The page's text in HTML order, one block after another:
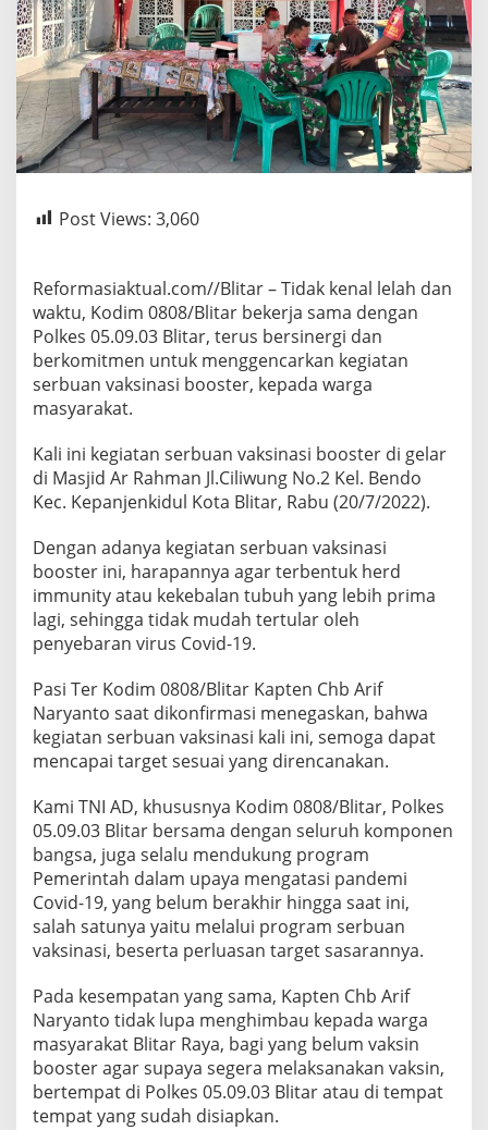
Post Views: 3,060
Reformasiaktual.com//Blitar – Tidak kenal lelah dan
waktu, Kodim 0808/Blitar bekerja sama dengan
Polkes 05.09.03 Blitar, terus bersinergi dan
berkomitmen untuk menggencarkan kegiatan
serbuan vaksinasi booster, kepada warga
masyarakat.
Kali ini kegiatan serbuan vaksinasi booster di gelar
di Masjid Ar Rahman Jl.Ciliwung No.2 Kel. Bendo
Kec. Kepanjenkidul Kota Blitar, Rabu (20/7/2022).
Dengan adanya kegiatan serbuan vaksinasi
booster ini, harapannya agar terbentuk herd
immunity atau kekebalan tubuh yang lebih prima
lagi, sehingga tidak mudah tertular oleh
penyebaran virus Covid-19.
Pasi Ter Kodim 0808/Blitar Kapten Chb Arif
Naryanto saat dikonfirmasi menegaskan, bahwa
kegiatan serbuan vaksinasi kali ini, semoga dapat
mencapai target sesuai yang direncanakan.
Kami TNI AD, khususnya Kodim 0808/Blitar, Polkes
05.09.03 Blitar bersama dengan seluruh komponen
bangsa, juga selalu mendukung program
Pemerintah dalam upaya mengatasi pandemi
Covid-19, yang belum berakhir hingga saat ini,
salah satunya yaitu melalui program serbuan
vaksinasi, beserta perluasan target sasarannya.
Pada kesempatan yang sama, Kapten Chb Arif
Naryanto tidak lupa menghimbau kepada warga
masyarakat Blitar Raya, bagi yang belum vaksin
booster agar supaya segera melaksanakan vaksin,
bertempat di Polkes 05.09.03 Blitar atau di tempat
tempat yang sudah disiapkan.